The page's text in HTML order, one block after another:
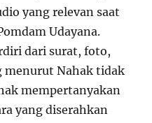
yang relevan saat
Udayana.
dari surat, foto,
menurut Nahak tidak
mempertanyakan
yang diserahkan